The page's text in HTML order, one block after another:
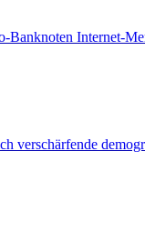
Banknoten Internet-
verschärfende